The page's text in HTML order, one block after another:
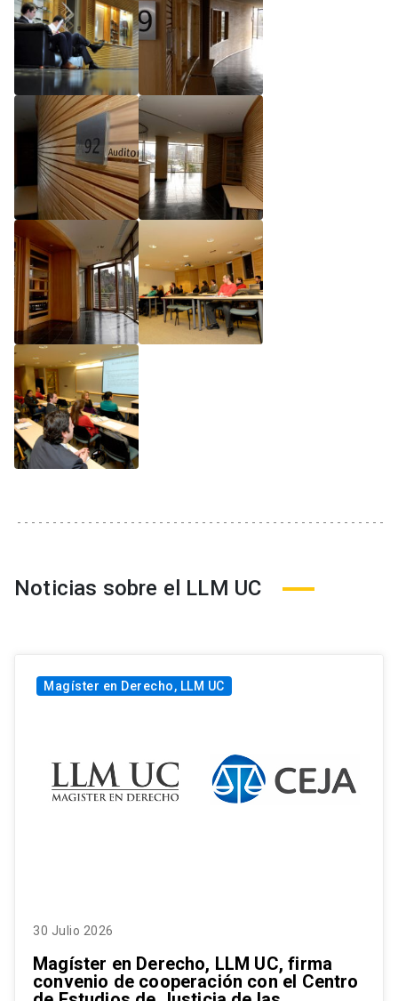
Noticias sobre el LLM UC
Magíster en Derecho, LLM UC
30 Julio 2026
Magíster en Derecho, LLM UC, firma
convenio de cooperación con el Centro